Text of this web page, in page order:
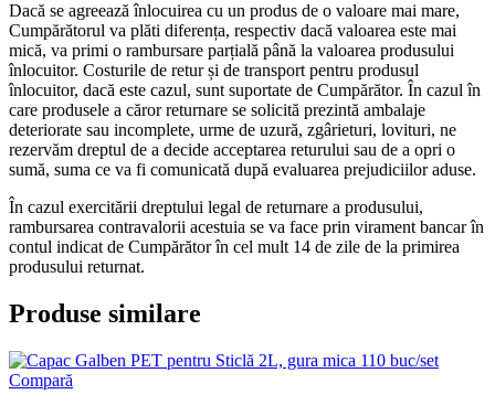
Dacă se agreează înlocuirea cu un produs de o valoare mai mare,
Cumpărătorul va plăti diferența, respectiv dacă valoarea este mai
mică, va primi o rambursare parțială până la valoarea produsului
înlocuitor. Costurile de retur și de transport pentru produsul
înlocuitor, dacă este cazul, sunt suportate de Cumpărător. În cazul în
care produsele a căror returnare se solicită prezintă ambalaje
deteriorate sau incomplete, urme de uzură, zgârieturi, lovituri, ne
rezervăm dreptul de a decide acceptarea returului sau de a opri o
sumă, suma ce va fi comunicată după evaluarea prejudiciilor aduse.
În cazul exercitării dreptului legal de returnare a produsului,
rambursarea contravalorii acestuia se va face prin virament bancar în
contul indicat de Cumpărător în cel mult 14 de zile de la primirea
produsului returnat.
Produse similare
Compară